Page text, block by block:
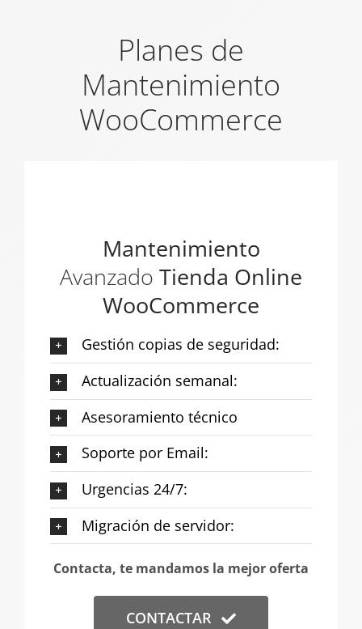
Planes de
Mantenimiento
WooCommerce
Mantenimiento
Avanzado Tienda Online
WooCommerce
Gestión copias de seguridad:
Actualización semanal:
Asesoramiento técnico
Soporte por Email:
Urgencias 24/7:
Migración de servidor:
Contacta, te mandamos la mejor oferta
CONTACTAR